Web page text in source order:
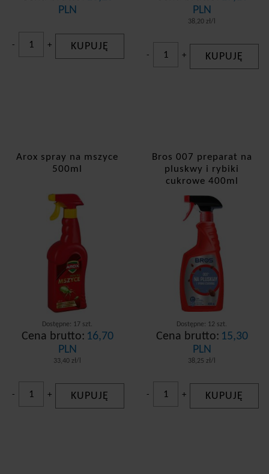
PLN
- + KUPUJĘ
PLN
38,20 zł/l
- + KUPUJĘ
Arox spray na mszyce
500ml
Dostępne: 17 szt.
Cena brutto: 16,70
PLN
33,40 zł/l
- + KUPUJĘ
Bros 007 preparat na
pluskwy i rybiki
cukrowe 400ml
rozpylacz
Dostępne: 12 szt.
Cena brutto: 15,30
PLN
38,25 zł/l
- + KUPUJĘ